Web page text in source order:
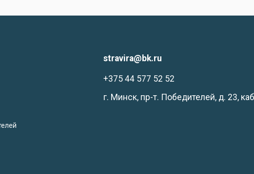
stravira@bk.ru
+375 44 577 52 52
г. Минск, пр-т. Победителей, д. 23,